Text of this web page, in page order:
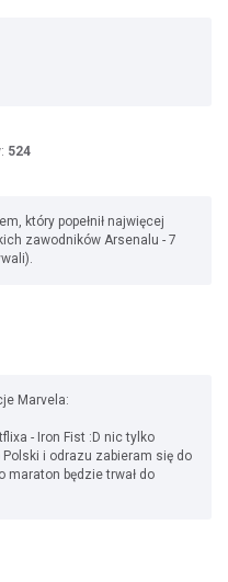
524
który popełnił najwięcej
zawodników Arsenalu - 7
Marvela:
- Iron Fist :D nic tylko
i odrazu zabieram się do
maraton będzie trwał do